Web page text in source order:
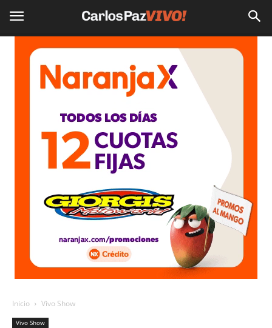
Inicio Vivo Show
Vivo Show